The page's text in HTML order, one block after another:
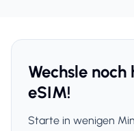
Wechsle
eSIM!
Starte in wenigen